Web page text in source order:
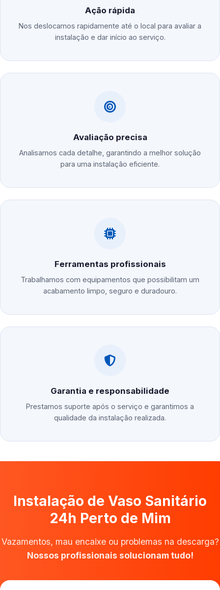
Ação rápida
Nos deslocamos rapidamente até o local para avaliar a
instalação e dar início ao serviço.
Avaliação precisa
Analisamos cada detalhe, garantindo a melhor solução
para uma instalação eficiente.
Ferramentas profissionais
Trabalhamos com equipamentos que possibilitam um
acabamento limpo, seguro e duradouro.
Garantia e responsabilidade
Prestamos suporte após o serviço e garantimos a
qualidade da instalação realizada.
Instalação de Vaso Sanitário
24h Perto de Mim
Vazamentos, mau encaixe ou problemas na descarga?
Nossos profissionais solucionam tudo!